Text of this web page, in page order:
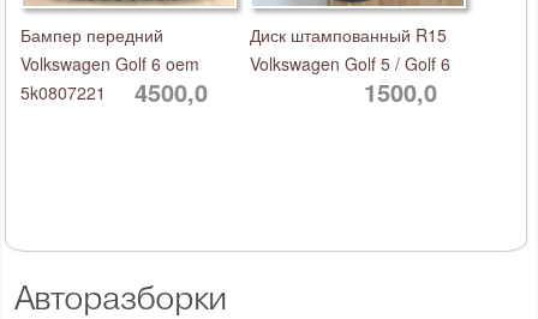
Авторазборки
Бампер передний
Volkswagen Golf 6 oem
5k0807221
4500,0
Диск штампованный R15
Volkswagen Golf 5 / Golf 6
1500,0